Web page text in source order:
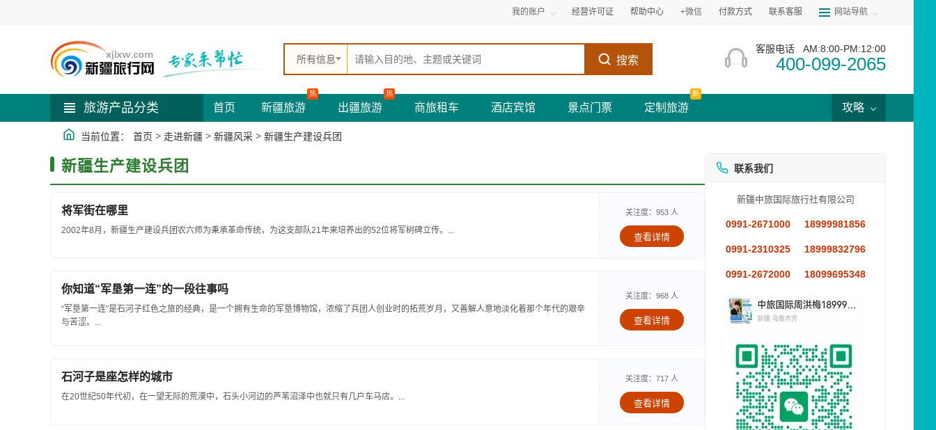
我的账户 经营许可证 帮助中心 +微信 付款方式 联系客服 网站导航
所有信息 搜索
客服电话 AM:8:00-PM:12:00
400-099-2065
旅游产品分类 首页 新疆旅游
热
出疆旅游
热
商旅租车 酒店宾馆 景点门票 定制旅游
新
攻略
当前位置： 首页 > 走进新疆 > 新疆风采 > 新疆生产建设兵团
新疆生产建设兵团
将军街在哪里
2002年8月，新疆生产建设兵团农六师为秉承革命传统，为这支部队21年来培养出的52位将军树碑立传。...
关注度：953 人
查看详情
你知道“军垦第一连”的一段往事吗
“军垦第一连”是石河子红色之旅的经典，是一个拥有生命的军垦博物馆，浓缩了兵团人创业时的拓荒岁月，又善解人意地淡化着那个年代的艰辛
与苦涩。...
关注度：968 人
查看详情
石河子是座怎样的城市
在20世纪50年代初，在一望无际的荒漠中，石头小河边的芦苇沼泽中也就只有几户车马店。...
关注度：717 人
查看详情
联系我们
新疆中旅国际旅行社有限公司
0991-2671000 18999981856
0991-2310325 18999832796
0991-2672000 18099695348